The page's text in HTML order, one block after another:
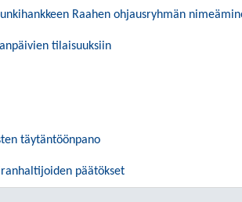
Raahen ohjausryhmän
tilaisuuksiin
täytäntöönpano
päätökset